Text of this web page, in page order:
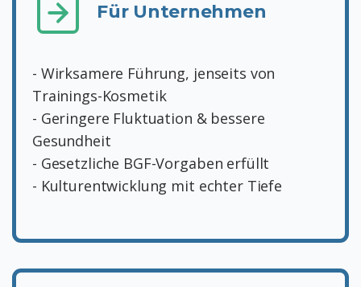
Für Unternehmen
- Wirksamere Führung, jenseits von
Trainings-Kosmetik
- Geringere Fluktuation & bessere
Gesundheit
- Gesetzliche BGF-Vorgaben erfüllt
- Kulturentwicklung mit echter Tiefe